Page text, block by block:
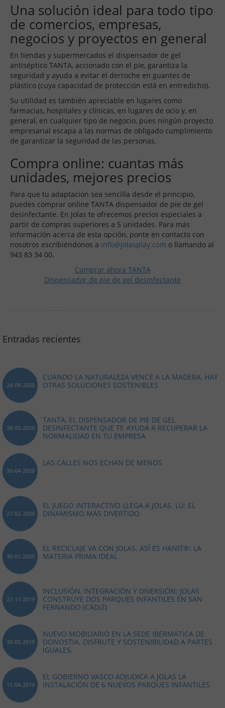
Una solución ideal para todo tipo
de comercios, empresas,
negocios y proyectos en general
En tiendas y supermercados el dispensador de gel
antiséptico TANTA, accionado con el pie, garantiza la
seguridad y ayuda a evitar el derroche en guantes de
plástico (cuya capacidad de protección está en entredicho).
Su utilidad es también apreciable en lugares como
farmacias, hospitales y clínicas, en lugares de ocio y, en
general, en cualquier tipo de negocio, pues ningún proyecto
empresarial escapa a las normas de obligado cumplimiento
de garantizar la seguridad de las personas.
Compra online: cuantas más
unidades, mejores precios
Para que tu adaptación sea sencilla desde el principio,
puedes comprar online TANTA dispensador de pie de gel
desinfectante. En Jolas te ofrecemos precios especiales a
partir de compras superiores a 5 unidades. Para más
información acerca de esta opción, ponte en contacto con
nosotros escribiéndonos a info@jolasplay.com o llamando al
943 83 34 00.
Comprar ahora TANTA
Dispensador de pie de gel desinfectante
Entradas recientes
24-09-2020
CUANDO LA NATURALEZA VENCE A LA MADERA, HAY
OTRAS SOLUCIONES SOSTENIBLES
28-05-2020
TANTA, EL DISPENSADOR DE PIE DE GEL
DESINFECTANTE QUE TE AYUDA A RECUPERAR LA
NORMALIDAD EN TU EMPRESA
30-04-2020
LAS CALLES NOS ECHAN DE MENOS
27-02-2020
EL JUEGO INTERACTIVO LLEGA A JOLAS. LÜ: EL
DINAMISMO MÁS DIVERTIDO
30-01-2020
EL RECICLAJE VA CON JOLAS. ASÍ ES HANIT®: LA
MATERIA PRIMA IDEAL
21-11-2019
INCLUSIÓN, INTEGRACIÓN Y DIVERSIÓN: JOLAS
CONSTRUYE DOS PARQUES INFANTILES EN SAN
FERNANDO (CÁDIZ)
30-05-2019
NUEVO MOBILIARIO EN LA SEDE IBERMÁTICA DE
DONOSTIA. DISFRUTE Y SOSTENIBILIDAD A PARTES
IGUALES.
11-04-2019
EL GOBIERNO VASCO ADJUDICA A JOLAS LA
INSTALACIÓN DE 6 NUEVOS PARQUES INFANTILES